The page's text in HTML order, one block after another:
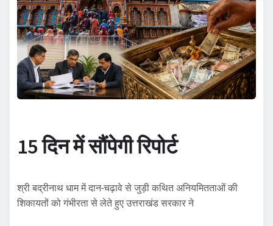
15 दिन में सौंपेगी रिपोर्ट
श्री बद्रीनाथ धाम में दान-चढ़ावे से जुड़ी कथित अनियमितताओं की
शिकायतों को गंभीरता से लेते हुए उत्तराखंड सरकार ने